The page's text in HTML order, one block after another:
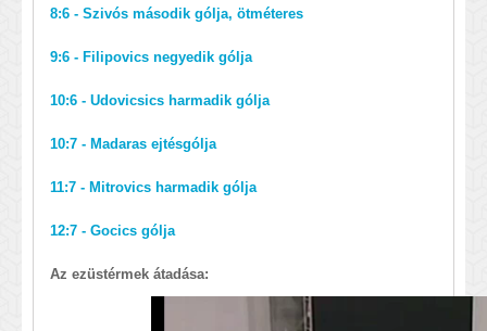
8:6 - Szivós második gólja, ötméteres
9:6 - Filipovics negyedik gólja
10:6 - Udovicsics harmadik gólja
10:7 - Madaras ejtésgólja
11:7 - Mitrovics harmadik gólja
12:7 - Gocics gólja
Az ezüstérmek átadása: